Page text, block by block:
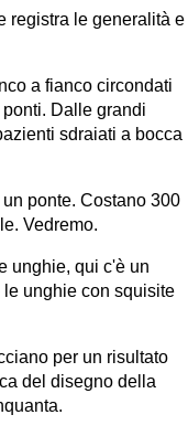
registra le generalità e
a fianco circondati
Dalle grandi
sdraiati a bocca
ponte. Costano 300
Vedremo.
unghie, qui c'è un
unghie con squisite
per un risultato
del disegno della